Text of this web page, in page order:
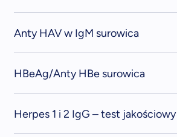
Anty HAV w IgM surowica
HBeAg/Anty HBe surowica
Herpes 1 i 2 IgG – test jakościowy